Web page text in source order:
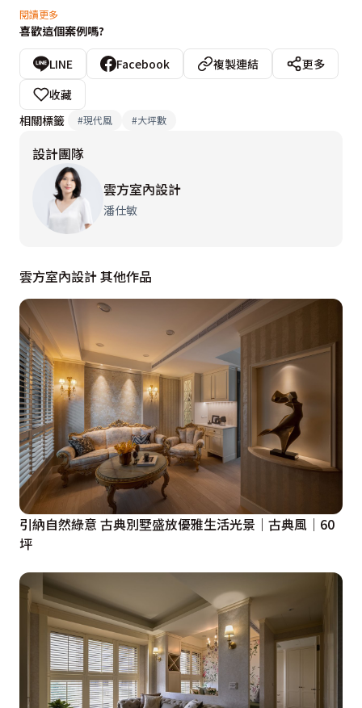
掌握的安心感，讓這處守護美麗的療癒場域，再次放心地
託付於潘仕敏總監之手。
深諳色彩對情緒的調節作用，設計師以暖煦木皮與大地色
鋪敘自然基調，傳遞穩定人心的力量；橘粉、雅綠與奢金
光影的層層勾勒，引領顧客自梯廳、換鞋區步入迎賓櫃
檯，在賓至如歸的儀式感中，開啟一場身心舒緩的美學洗
條，礦物塗料手刮出的自然紋理，與底層金屬漆相襯交
映，在光影流轉下閃爍潤澤光感，體現出溫暖雅緻的品牌
精神。候診區則跳脫制式思維，以鬆弛的沙發與地毯取代
冷硬排椅，搭配天花柔和的光穹，使顧客如置身自家客廳
般放鬆。
對於顧客最在意的隱私需求，注射區採包廂式座位設計，
透過隔屏與專屬邊櫃的細心規劃，為每位顧客圈劃出無壓
的私人領地，優雅化解鄰座間的侷促與尷尬。此外，為維
持立面的純粹視感，行政文件及備品收納皆巧妙隱匿於牆
體之內、卡座之下，或轉化為精緻的端景櫃位。
除了感性氛圍之外，專業與安全的理性層面，同樣是醫療
場域不可或缺的核心。在動線佈局上，透過公共、半私
密、私密的分層邏輯，導入「口字型」環狀動線，使各機
能區域流暢串接，並承載相應的心理狀態，同時賦予醫護
人員最短路徑，有效提升作業效率。
閱讀更多
喜歡這個案例嗎?
LINE Facebook 複製連結
更多
收藏
相關標籤
#現代風 #大坪數
設計團隊
雲方室內設計
潘仕敏
雲方室內設計 其他作品
引納自然綠意 古典別墅盛放優雅生活光景｜古典風｜60
坪